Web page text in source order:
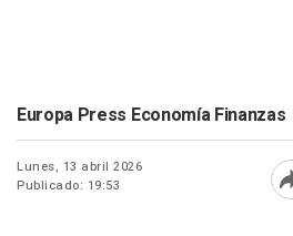
Europa Press Economía Finanzas
Lunes, 13 abril 2026
Publicado: 19:53